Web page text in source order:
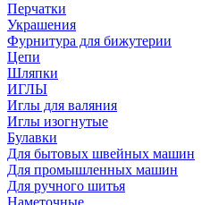
Перчатки
Украшения
Фурнитура для бижутерии
Цепи
Шляпки
ИГЛЫ
Иглы для валяния
Иглы изогнутые
Булавки
Для бытовых швейных машин
Для промышленных машин
Для ручного шитья
Наметочные